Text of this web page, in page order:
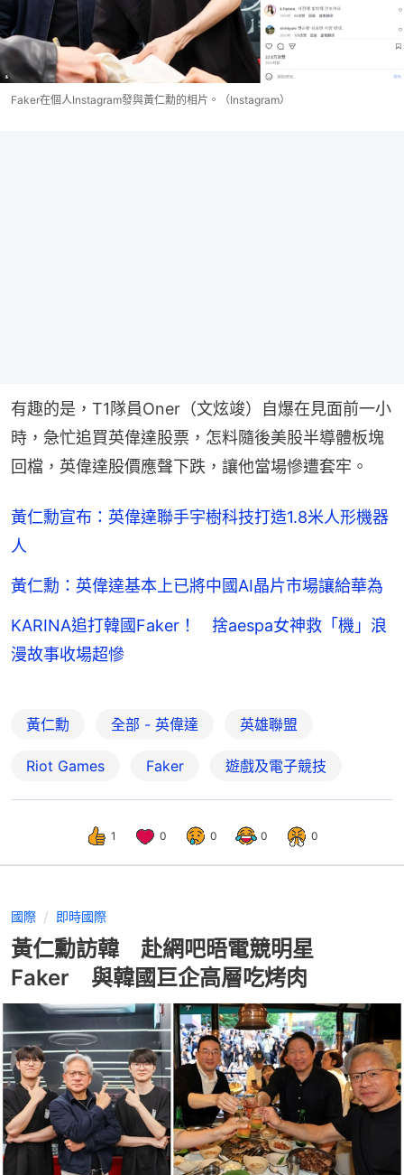
Faker在個人Instagram發與黃仁勳的相片。（Instagram）
有趣的是，T1隊員Oner（文炫竣）自爆在見面前一小
時，急忙追買英偉達股票，怎料隨後美股半導體板塊
回檔，英偉達股價應聲下跌，讓他當場慘遭套牢。
黃仁勳宣布：英偉達聯手宇樹科技打造1.8米人形機器
人
黃仁勳：英偉達基本上已將中國AI晶片市場讓給華為
KARINA追打韓國Faker！ 捨aespa女神救「機」浪
漫故事收場超慘
黃仁勳 全部 - 英偉達 英雄聯盟
Riot Games Faker 遊戲及電子競技
1 0 0 0 0
國際 即時國際
黃仁勳訪韓 赴網吧晤電競明星
Faker 與韓國巨企高層吃烤肉